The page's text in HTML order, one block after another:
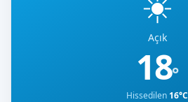
Açık
18°
Hissedilen 16°C